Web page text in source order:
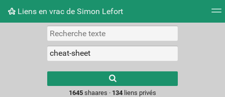
Liens en vrac de Simon Lefort
Nuage de tags Mur d'images
results.
1645shaares · 134liens privés